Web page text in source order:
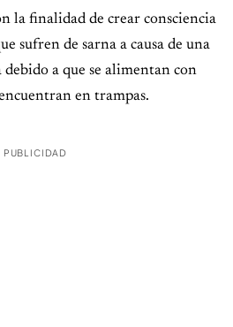
la finalidad de crear consciencia
sufren de sarna a causa de una
a que se alimentan con
en trampas.
PUBLICIDAD